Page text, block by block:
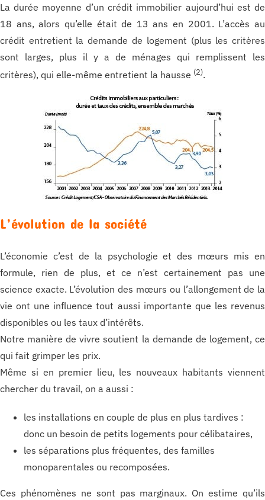
La durée moyenne d’un crédit immobilier aujourd’hui est de
18 ans, alors qu’elle était de 13 ans en 2001. L’accès au
crédit entretient la demande de logement (plus les critères
sont larges, plus il y a de ménages qui remplissent les
critères), qui elle-même entretient la hausse (2).
L’évolution de la société
L’économie c’est de la psychologie et des mœurs mis en
formule, rien de plus, et ce n’est certainement pas une
science exacte. L’évolution des mœurs ou l’allongement de la
vie ont une influence tout aussi importante que les revenus
disponibles ou les taux d’intérêts.
Notre manière de vivre soutient la demande de logement, ce
qui fait grimper les prix.
Même si en premier lieu, les nouveaux habitants viennent
chercher du travail, on a aussi :
les installations en couple de plus en plus tardives :
donc un besoin de petits logements pour célibataires,
les séparations plus fréquentes, des familles
monoparentales ou recomposées.
Ces phénomènes ne sont pas marginaux. On estime qu’ils